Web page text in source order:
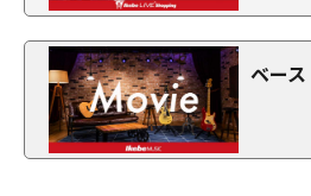
ベー